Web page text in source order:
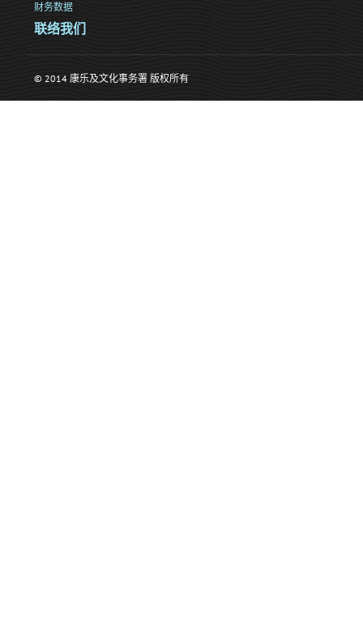
财务数据
联络我们
© 2014 康乐及文化事务署 版权所有